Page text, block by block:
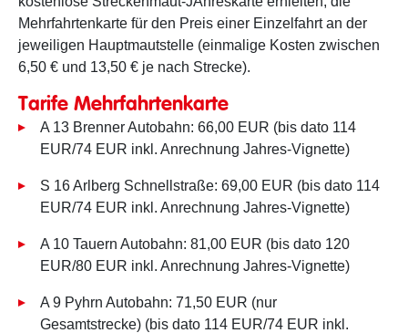
Mehrfahrtenkarte für den Preis einer Einzelfahrt an der
jeweiligen Hauptmautstelle (einmalige Kosten zwischen
6,50 € und 13,50 € je nach Strecke).
Tarife Mehrfahrtenkarte
A 13 Brenner Autobahn: 66,00 EUR (bis dato 114
EUR/74 EUR inkl. Anrechnung Jahres-Vignette)
S 16 Arlberg Schnellstraße: 69,00 EUR (bis dato 114
EUR/74 EUR inkl. Anrechnung Jahres-Vignette)
A 10 Tauern Autobahn: 81,00 EUR (bis dato 120
EUR/80 EUR inkl. Anrechnung Jahres-Vignette)
A 9 Pyhrn Autobahn: 71,50 EUR (nur
Gesamtstrecke) (bis dato 114 EUR/74 EUR inkl.